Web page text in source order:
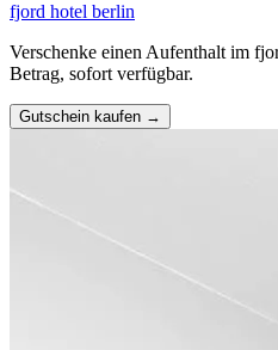
fjord hotel berlin
Verschenke einen Aufenthalt im
Betrag, sofort verfügbar.
Gutschein kaufen →